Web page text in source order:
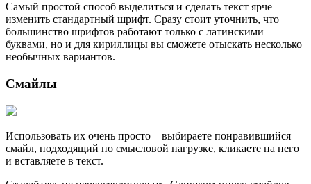
Самый простой способ выделиться и сделать текст ярче –
изменить стандартный шрифт. Сразу стоит уточнить, что
большинство шрифтов работают только с латинскими
буквами, но и для кириллицы вы сможете отыскать несколько
необычных вариантов.
Смайлы
Использовать их очень просто – выбираете понравившийся
смайл, подходящий по смысловой нагрузке, кликаете на него
и вставляете в текст.